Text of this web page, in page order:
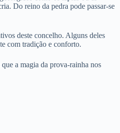
Do reino da pedra pode passar-se
deste concelho. Alguns deles
com tradição e conforto.
a magia da prova-rainha nos